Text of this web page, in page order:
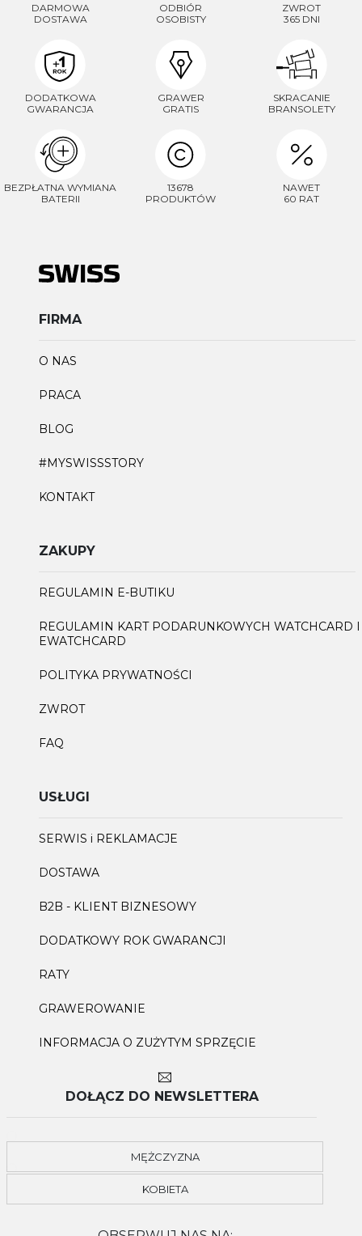
DARMOWA
DOSTAWA
ODBIÓR
OSOBISTY
ZWROT
365 DNI
DODATKOWA
GWARANCJA
GRAWER
GRATIS
SKRACANIE
BRANSOLETY
BEZPŁATNA WYMIANA
BATERII
13678
PRODUKTÓW
NAWET
60 RAT
FIRMA
O NAS
PRACA
BLOG
#MYSWISSSTORY
KONTAKT
ZAKUPY
REGULAMIN E-BUTIKU
REGULAMIN KART PODARUNKOWYCH WATCHCARD I
EWATCHCARD
POLITYKA PRYWATNOŚCI
ZWROT
FAQ
USŁUGI
SERWIS i REKLAMACJE
DOSTAWA
B2B - KLIENT BIZNESOWY
DODATKOWY ROK GWARANCJI
RATY
GRAWEROWANIE
INFORMACJA O ZUŻYTYM SPRZĘCIE
DOŁĄCZ DO NEWSLETTERA
MĘŻCZYZNA
KOBIETA